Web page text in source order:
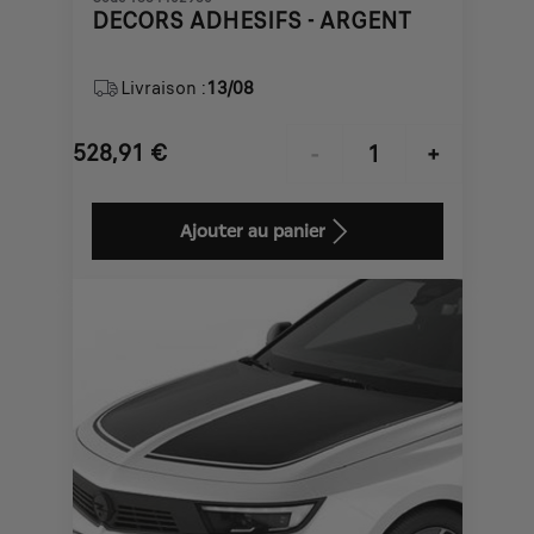
DECORS ADHESIFS - ARGENT
Livraison :13/08
528,91 €
Price
528,91
-
+
Quantity
to:
Ajouter au panier